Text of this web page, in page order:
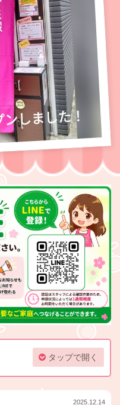
タップで開く
2025.12.14